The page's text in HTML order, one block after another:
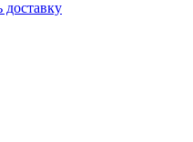
доставку